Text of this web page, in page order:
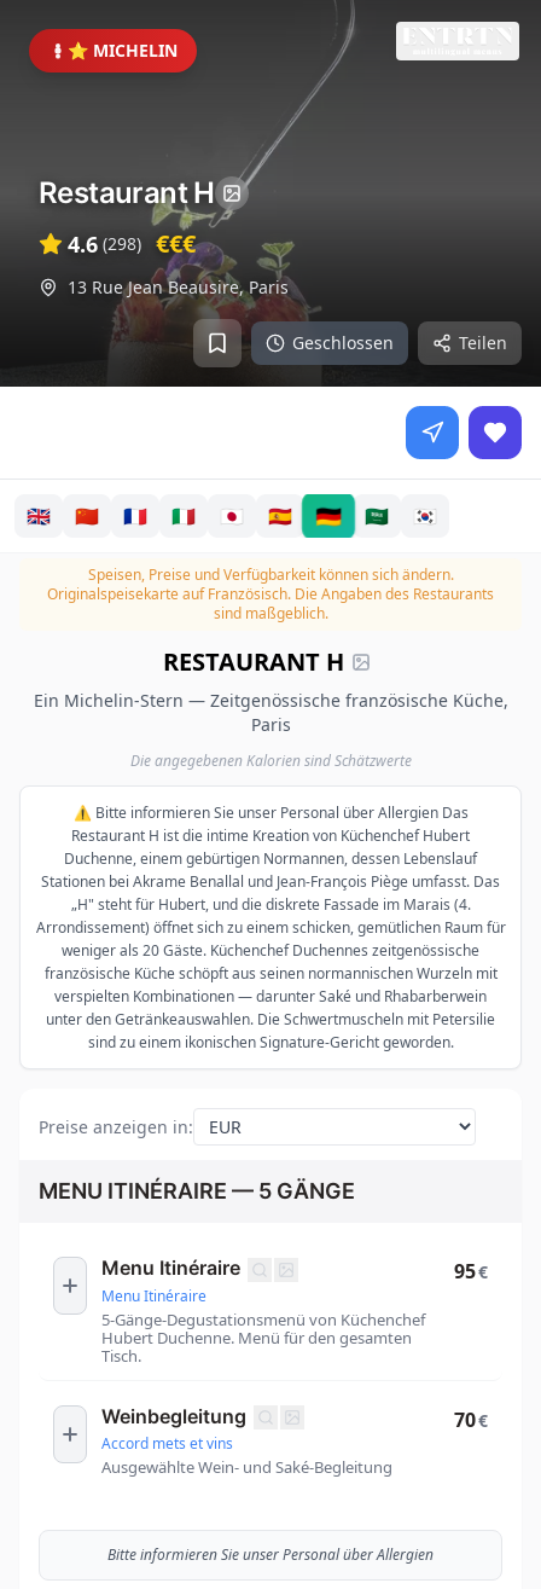
⭐ MICHELIN
Geschlossen Teilen
Restaurant H
4.6 (298) €€€
13 Rue Jean Beausire,Paris
🇬🇧 🇨🇳 🇫🇷 🇮🇹 🇯🇵 🇪🇸 🇩🇪 🇸🇦 🇰🇷
Speisen, Preise und Verfügbarkeit können sich ändern.
Originalspeisekarte auf Französisch. Die Angaben des Restaurants
sind maßgeblich.
RESTAURANT H
Ein Michelin-Stern — Zeitgenössische französische Küche,
Paris
Die angegebenen Kalorien sind Schätzwerte
⚠️ Bitte informieren Sie unser Personal über Allergien Das
Restaurant H ist die intime Kreation von Küchenchef Hubert
Duchenne, einem gebürtigen Normannen, dessen Lebenslauf
Stationen bei Akrame Benallal und Jean-François Piège umfasst. Das
„H" steht für Hubert, und die diskrete Fassade im Marais (4.
Arrondissement) öffnet sich zu einem schicken, gemütlichen Raum für
weniger als 20 Gäste. Küchenchef Duchennes zeitgenössische
französische Küche schöpft aus seinen normannischen Wurzeln mit
verspielten Kombinationen — darunter Saké und Rhabarberwein
unter den Getränkeauswahlen. Die Schwertmuscheln mit Petersilie
sind zu einem ikonischen Signature-Gericht geworden.
Preise anzeigen in:
MENU ITINÉRAIRE — 5 GÄNGE
Menu Itinéraire
Menu Itinéraire
5-Gänge-Degustationsmenü von Küchenchef
Hubert Duchenne. Menü für den gesamten
Tisch.
95€
Weinbegleitung
Accord mets et vins
Ausgewählte Wein- und Saké-Begleitung
70€
Bitte informieren Sie unser Personal über Allergien